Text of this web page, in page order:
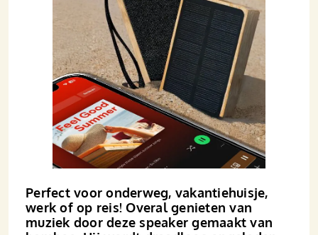
Perfect voor onderweg, vakantiehuisje,
werk of op reis! Overal genieten van
muziek door deze speaker gemaakt van